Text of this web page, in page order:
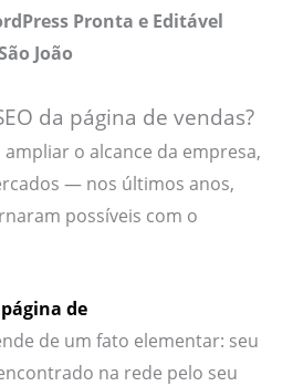
Pronta e Editável
João
da página de vendas?
o alcance da empresa,
— nos últimos anos,
possíveis com o
página de
de um fato elementar: seu
na rede pelo seu